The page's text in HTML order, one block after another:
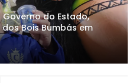
do Estado,
Bois Bumbás em